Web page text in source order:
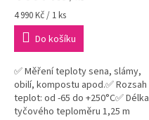
Měrná
cena:
4 990 Kč / 1 ks
Do košíku
✅ Měření teploty sena, slámy,
obilí, kompostu apod.✅ Rozsah
teplot: od -65 do +250°C✅ Délka
tyčového teploměru 1,25 m